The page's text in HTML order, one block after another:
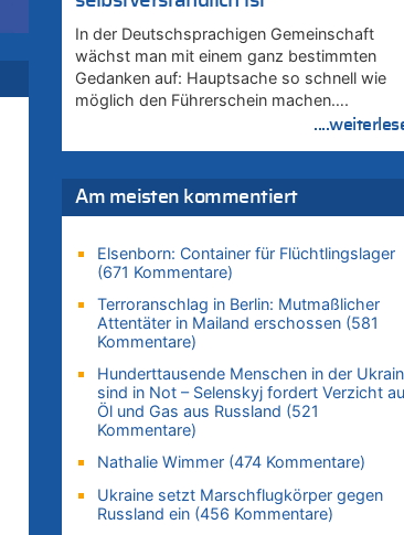
In der Deutschsprachigen Gemeinschaft
wächst man mit einem ganz bestimmten
Gedanken auf: Hauptsache so schnell wie
möglich den Führerschein machen….
Am meisten kommentiert
Elsenborn: Container für Flüchtlingslager
(671 Kommentare)
Terroranschlag in Berlin: Mutmaßlicher
Attentäter in Mailand erschossen (581
Kommentare)
Hunderttausende Menschen in der
sind in Not – Selenskyj fordert Verzicht
Öl und Gas aus Russland (521
Kommentare)
Nathalie Wimmer (474 Kommentare)
Ukraine setzt Marschflugkörper gegen
Russland ein (456 Kommentare)